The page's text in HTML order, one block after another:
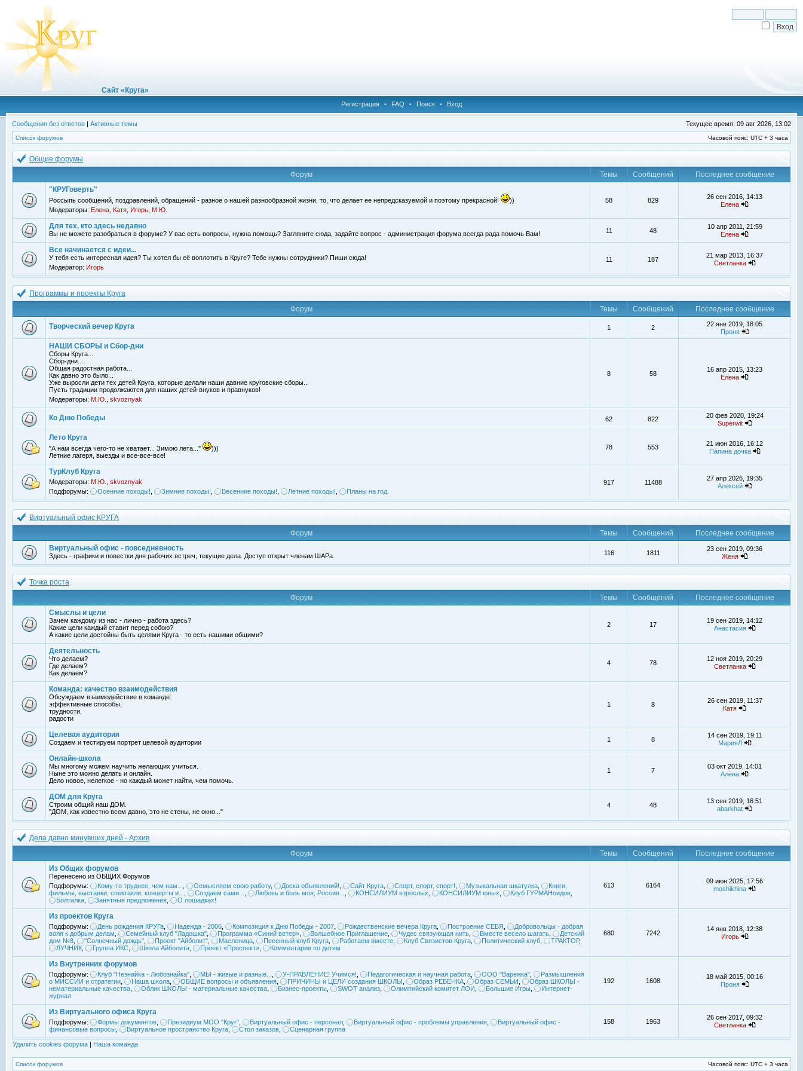
Сайт «Круга»
Регистрация • FAQ • Поиск • Вход
Сообщения без ответов | Активные темы Текущее время: 09 авг 2026, 13:02
Список форумов Часовой пояс: UTC + 3 часа
Общие форумы
Форум
Темы Сообщений
Последнее сообщение
"КРУГоверть"
Россыпь сообщений, поздравлений, обращений - разное о нашей разнообразной жизни, то, что делает ее непредсказуемой и поэтому прекрасной!
))
Модераторы: Елена Катя Игорь М.Ю.
58 829
26 сен 2016, 14:13
Елена
Для тех, кто здесь недавно
Вы не можете разобраться в форуме? У вас есть вопросы, нужна помощь? Загляните сюда, задайте вопрос - администрация форума всегда рада помочь Вам! 11 48
10 апр 2011, 21:59
Елена
Все начинается с идеи...
У тебя есть интересная идея? Ты хотел бы её воплотить в Круге? Тебе нужны сотрудники? Пиши сюда!
Модератор: Игорь
11 187
21 мар 2013, 16:37
Светланка
Программы и проекты Круга
Форум
Темы Сообщений Последнее сообщение
Творческий вечер Круга 1 2
22 янв 2019, 18:05
Проня
НАШИ СБОРЫ и Сбор-дни
Сборы Круга...
Сбор-дни...
Общая радостная работа...
Как давно это было...
Уже выросли дети тех детей Круга, которые делали наши давние круговские сборы...
Пусть традиции продолжаются для наших детей-внуков и правнуков!
Модераторы: М.Ю. skvoznyak
8 58
16 апр 2015, 13:23
Елена
Ко Дню Победы 62 822
20 фев 2020, 19:24
Superwit
Лето Круга
"А нам всегда чего-то не хватает... Зимою лета..."
)))
Летние лагеря, выезды и все-все-все!
78 553
21 июн 2016, 16:12
Папина дочка
ТурКлуб Круга
Модераторы: М.Ю.
skvoznyak
Подфорумы:
Осенние походы! Зимние походы! Весенние походы! Летние походы! Планы на год.
917 11488
27 апр 2026, 19:35
Алексей
Виртуальный офис КРУГА
Форум
Темы Сообщений
Последнее сообщение
Виртуальный офис - повседневность
Здесь - графики и повестки дня рабочих встреч, текущие дела. Доступ открыт членам ШАРа. 116 1811
23 сен 2019, 09:36
Женя
Точка роста
Форум
Темы Сообщений
Последнее сообщение
Смыслы и цели
Зачем каждому из нас - лично - работа здесь?
Какие цели каждый ставит перед собою?
А какие цели достойны быть целями Круга - то есть нашими общими?
2 17
19 сен 2019, 14:12
Анастасия
Деятельность
Что делаем?
Где делаем?
Как делаем?
4 78
12 ноя 2019, 20:29
Светланка
Команда: качество взаимодействия
Обсуждаем взаимодействие в команде:
эффективные способы,
трудности,
радости
1 8
26 сен 2019, 11:37
Катя
Целевая аудитория
Создаем и тестируем портрет целевой аудитории 1 8
14 сен 2019, 19:11
МарияЛ
Онлайн-школа
Мы многому можем научить желающих учиться.
Ныне это можно делать и онлайн.
Дело новое, нелегкое - но каждый может найти, чем помочь.
1 7
03 окт 2019, 14:01
Алёна
ДОМ для Круга
Строим общий наш ДОМ.
"ДОМ, как известно всем давно, это не стены, не окно..."
4 48
13 сен 2019, 16:51
abarkhat
Дела давно минувших дней - Архив
Форум
Темы Сообщений
Последнее сообщение
Из Общих форумов
Перенесено из ОБЩИХ Форумов
Подфорумы:
Кому-то труднее, чем нам... Осмысляем свою работу, Доска объявлений! Сайт Круга Спорт, спорт, спорт! Музыкальная шкатулка
Книги,
фильмы, выставки, спектакли, концерты и...
Создаем сами... Любовь и боль моя, Россия... КОНСИЛИУМ взрослых КОНСИЛИУМ юных Клуб ГУРМАНоидов
Болталка
Занятные предложения О лошадках!
613 6164
09 июн 2025, 17:56
moshikhina
Из проектов Круга
Подфорумы: День рождения КРУГа Надежда - 2006 Композиция к Дню Победы - 2007 Рождественские вечера Круга Построение СЕБЯ
Добровольцы - добрая
воля к добрым делам
Семейный клуб "Ладошка" Программа «Синий ветер» Волшебное Приглашение Чудес связующая нить Вместе весело шагать
Детский
дом №8
"Солнечный дождь" Проект "Айболит" Масленица Песенный клуб Круга Работаем вместе Клуб Связистов Круга Политический клуб ТРАКТОР,
ЛУЧНИК
Группа ИКС Школа Айболита Проект «Проспект» Комментарии по детям
680 7242
14 янв 2018, 12:38
Игорь
Из Внутренних форумов
Подфорумы: Клуб "Незнайка - Любознайка" МЫ - живые и разные... У-ПРАВЛЕНИЕ! Учимся! Педагогическая и научная работа ООО "Варежка"
Размышления
о МИССИИ и стратегии
Наша школа ОБЩИЕ вопросы и объявления ПРИЧИНЫ и ЦЕЛИ создания ШКОЛЫ Образ РЕБЕНКА Образ СЕМЬИ
Образ ШКОЛЫ -
нематериальные качества
Облик ШКОЛЫ - материальные качества Бизнес-проекты SWOT анализ Олимпийский комитет ЛОИ Большие Игры
Интернет-
журнал
192 1608
18 май 2015, 00:16
Проня
Из Виртуального офиса Круга
Подфорумы: Формы документов Президиум МОО "Круг" Виртуальный офис - персонал Виртуальный офис - проблемы управления
Виртуальный офис -
финансовые вопросы
Виртуальное пространство Круга Стол заказов Сценарная группа
158 1963
26 сен 2017, 09:32
Светланка
Удалить cookies форума | Наша команда
Список форумов Часовой пояс: UTC + 3 часа